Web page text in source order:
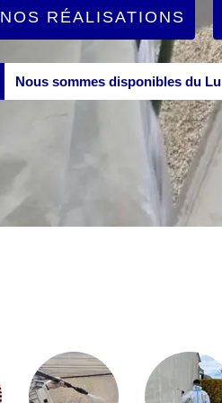
NOS RÉALISATIONS
Nous sommes disponibles du